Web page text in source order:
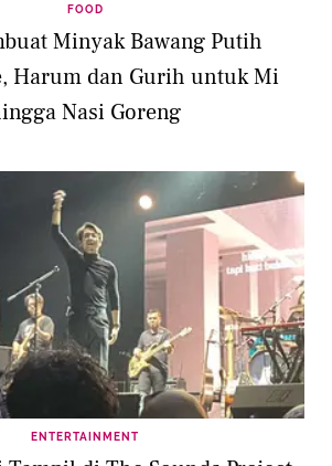
FOOD
Minyak Bawang Putih
Harum dan Gurih untuk Mi
Nasi Goreng
ENTERTAINMENT